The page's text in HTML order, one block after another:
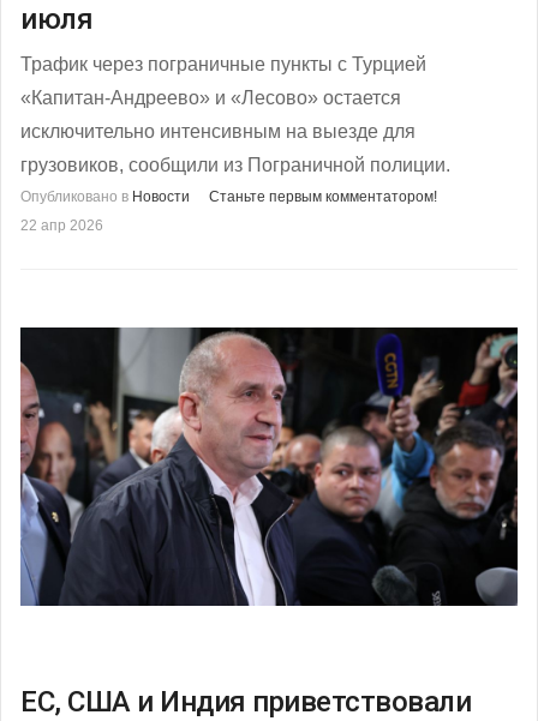
июля
Трафик через пограничные пункты с Турцией
«Капитан-Андреево» и «Лесово» остается
исключительно интенсивным на выезде для
грузовиков, сообщили из Пограничной полиции.
Опубликовано в Новости
Станьте первым комментатором!
22 апр 2026
ЕС, США и Индия приветствовали